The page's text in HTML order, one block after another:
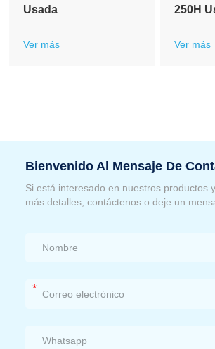
Usada
Ver más
250H
Ver más
Bienvenido Al Mensaje De
Si está interesado en nuestros productos
más detalles, contáctenos o deje un
*